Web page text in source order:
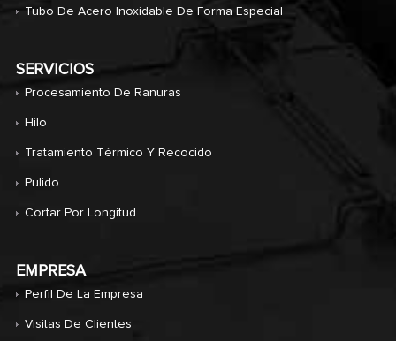
Tubo De Acero Inoxidable De Forma Especial
SERVICIOS
Procesamiento De Ranuras
Hilo
Tratamiento Térmico Y Recocido
Pulido
Cortar Por Longitud
EMPRESA
Perfil De La Empresa
Visitas De Clientes